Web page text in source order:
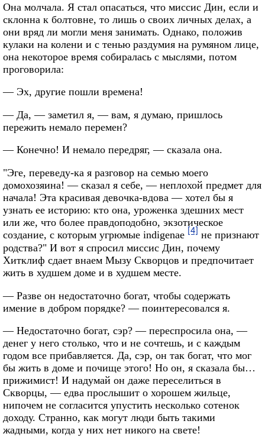
Она молчала. Я стал опасаться, что миссис Дин, если и
склонна к болтовне, то лишь о своих личных делах, а
они вряд ли могли меня занимать. Однако, положив
кулаки на колени и с тенью раздумия на румяном лице,
она некоторое время собиралась с мыслями, потом
проговорила:
— Эх, другие пошли времена!
— Да, — заметил я, — вам, я думаю, пришлось
пережить немало перемен?
— Конечно! И немало передряг, — сказала она.
"Эге, переведу-ка я разговор на семью моего
домохозяина! — сказал я себе, — неплохой предмет для
начала! Эта красивая девочка-вдова — хотел бы я
узнать ее историю: кто она, уроженка здешних мест
или же, что более правдоподобно, экзотическое
создание, с которым угрюмые indigenae
[4]
не признают
родства?" И вот я спросил миссис Дин, почему
Хитклиф сдает внаем Мызу Скворцов и предпочитает
жить в худшем доме и в худшем месте.
— Разве он недостаточно богат, чтобы содержать
имение в добром порядке? — поинтересовался я.
— Недостаточно богат, сэр? — переспросила она, —
денег у него столько, что и не сочтешь, и с каждым
годом все прибавляется. Да, сэр, он так богат, что мог
бы жить в доме и почище этого! Но он, я сказала бы…
прижимист! И надумай он даже переселиться в
Скворцы, — едва прослышит о хорошем жильце,
нипочем не согласится упустить несколько сотенок
доходу. Странно, как могут люди быть такими
жадными, когда у них нет никого на свете!